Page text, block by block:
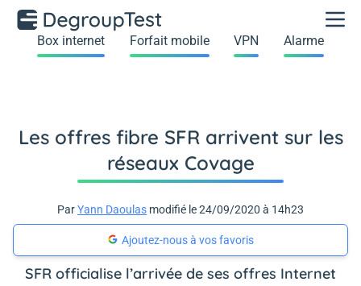
Box internet Forfait mobile VPN Alarme
Les offres fibre SFR arrivent sur les
réseaux Covage
ParYann Daoulas modifié le 24/09/2020 à 14h23
Ajoutez-nous à vos favoris
SFR officialise l’arrivée de ses offres Internet